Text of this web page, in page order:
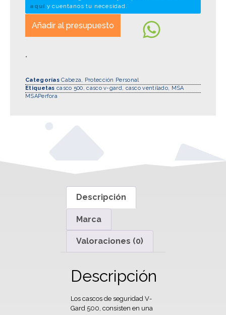
aquí y cuentanos tu necesidad.
Añadir al presupuesto
*
Categorías Cabeza, Protección Personal
Etiquetas casco 500,casco v-gard, casco ventilado, MSA
MSAPerfora
Descripción
Marca
Valoraciones (0)
Descripción
Los cascos de seguridad V-
Gard 500, consisten en una